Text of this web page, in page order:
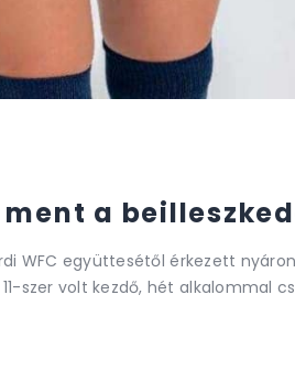
a
WFC együttesétől érkezett
szer volt kezdő, hét alkalommal